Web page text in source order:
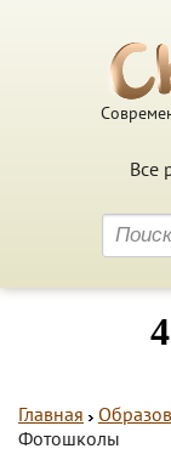
Все
Главная
Фотошколы